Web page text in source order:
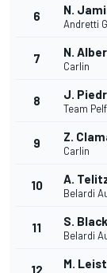
6 N.
Andretti
7 N.
Carlin
8 J.
Team
9 Z.
Carlin
10 A.
Belardi
11 S.
Belardi
12 M. Leist